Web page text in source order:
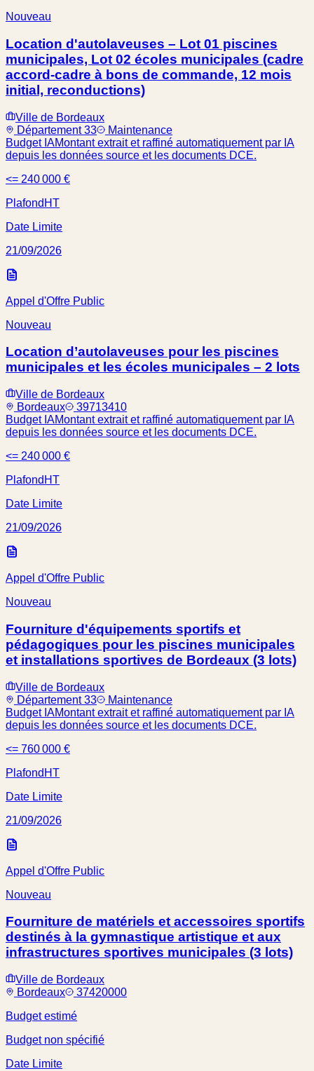
Nouveau
Location d'autolaveuses – Lot 01 piscines
municipales, Lot 02 écoles municipales (cadre
accord-cadre à bons de commande, 12 mois
initial, reconductions)
Ville de Bordeaux
Département 33
Maintenance
Budget IAMontant extrait et raffiné automatiquement par IA
depuis les données source et les documents DCE.
<= 240 000 €
Plafond HT
Date Limite
21/09/2026
Appel d'Offre Public
Nouveau
Location d’autolaveuses pour les piscines
municipales et les écoles municipales – 2 lots
Ville de Bordeaux
Bordeaux
39713410
Budget IAMontant extrait et raffiné automatiquement par IA
depuis les données source et les documents DCE.
<= 240 000 €
Plafond HT
Date Limite
21/09/2026
Appel d'Offre Public
Nouveau
Fourniture d'équipements sportifs et
pédagogiques pour les piscines municipales
et installations sportives de Bordeaux (3 lots)
Ville de Bordeaux
Département 33
Maintenance
Budget IAMontant extrait et raffiné automatiquement par IA
depuis les données source et les documents DCE.
<= 760 000 €
Plafond HT
Date Limite
21/09/2026
Appel d'Offre Public
Nouveau
Fourniture de matériels et accessoires sportifs
destinés à la gymnastique artistique et aux
infrastructures sportives municipales (3 lots)
Ville de Bordeaux
Bordeaux
37420000
Budget estimé
Budget non spécifié
Date Limite